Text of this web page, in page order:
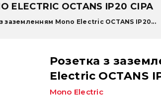
OCTANS IP20 СІРА
заземленням Mono Electric OCTANS IP20...
Розетка з
Electric OCTANS
Mono Electric